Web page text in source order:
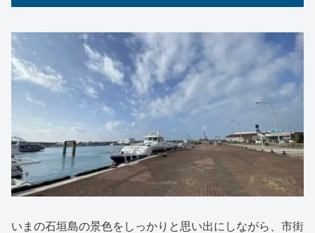
いまの石垣島の景色をしっかりと思い出にしながら、市街